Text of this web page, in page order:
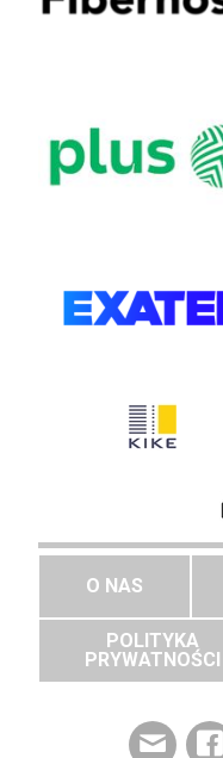
O NAS
POLITYKA
PRYWATNOŚCI